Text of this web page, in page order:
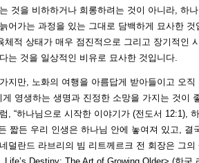
것을 비하하거나 희롱하려는 것이 아니라, 하
어가는 과정을 있는 그대로 담백하게 묘사한 것
체적 상태가 매우 점진적으로 그리고 장기적인
는 것을 일상적인 비유로 묘사한 것입니다.
지만, 노화의 여행을 아름답게 받아들이고 오직
영생하는 생명과 진정한 소망을 가지는 것이
, “하나님으로 시작한 이야기가 (전도서 12:1),
짧든 우리 인생은 하나님 안에 놓여져 있고, 결
덜란드 라브리의 빔 리트께르크 전 회장은 그의